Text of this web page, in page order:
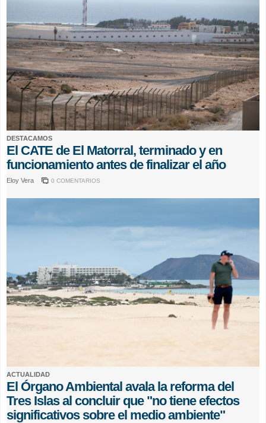
DESTACAMOS
El CATE de El Matorral, terminado y en
funcionamiento antes de finalizar el año
Eloy Vera 0 COMENTARIOS
ACTUALIDAD
El Órgano Ambiental avala la reforma del
Tres Islas al concluir que "no tiene efectos
significativos sobre el medio ambiente"